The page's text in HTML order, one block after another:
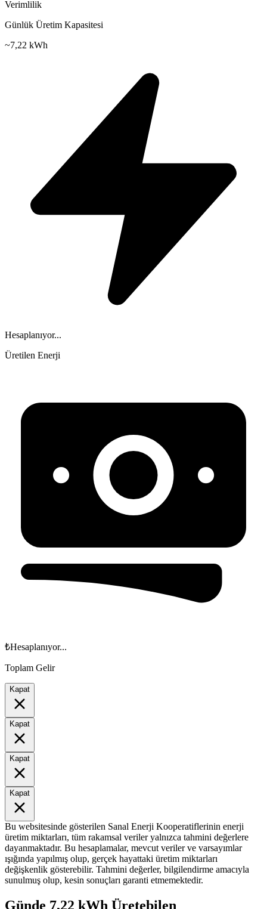
Verimlilik
Günlük Üretim Kapasitesi
~7,22 kWh
Hesaplanıyor...
Üretilen Enerji
₺Hesaplanıyor...
Toplam Gelir
Kapat
Kapat
Kapat
Kapat
Bu websitesinde gösterilen Sanal Enerji Kooperatiflerinin enerji
üretim miktarları, tüm rakamsal veriler yalnızca tahmini değerlere
dayanmaktadır. Bu hesaplamalar, mevcut veriler ve varsayımlar
ışığında yapılmış olup, gerçek hayattaki üretim miktarları
değişkenlik gösterebilir. Tahmini değerler, bilgilendirme amacıyla
sunulmuş olup, kesin sonuçları garanti etmemektedir.
Günde 7,22 kWh Üretebilen